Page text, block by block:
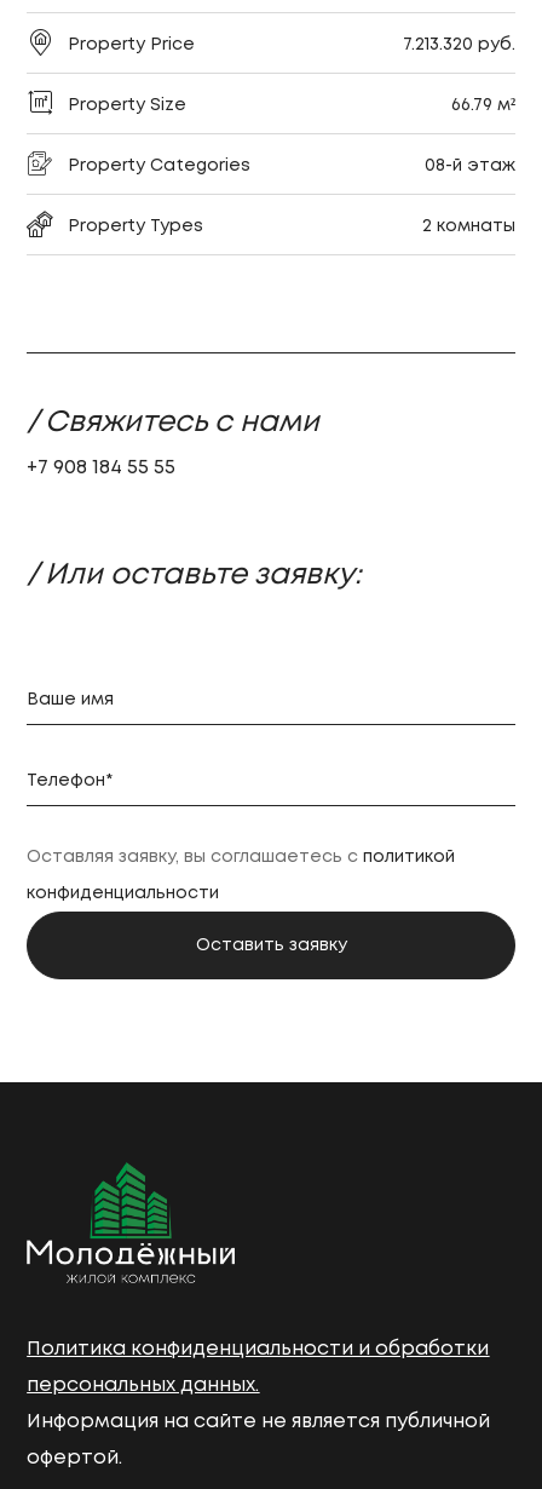
Property Price 7.213.320 руб.
Property Size 66.79 м²
Property Categories 08-й этаж
Property Types 2 комнаты
/ Свяжитесь с нами
+7 908 184 55 55
/ Или оставьте заявку:
Оставляя заявку, вы соглашаетесь сполитикой
конфиденциальности
Политика конфиденциальности и обработки
персональных данных.
Информация на сайте не является публичной
офертой.